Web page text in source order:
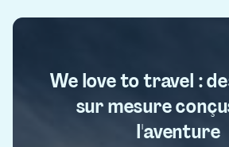
We love to travel :
sur mesure
l'aventure